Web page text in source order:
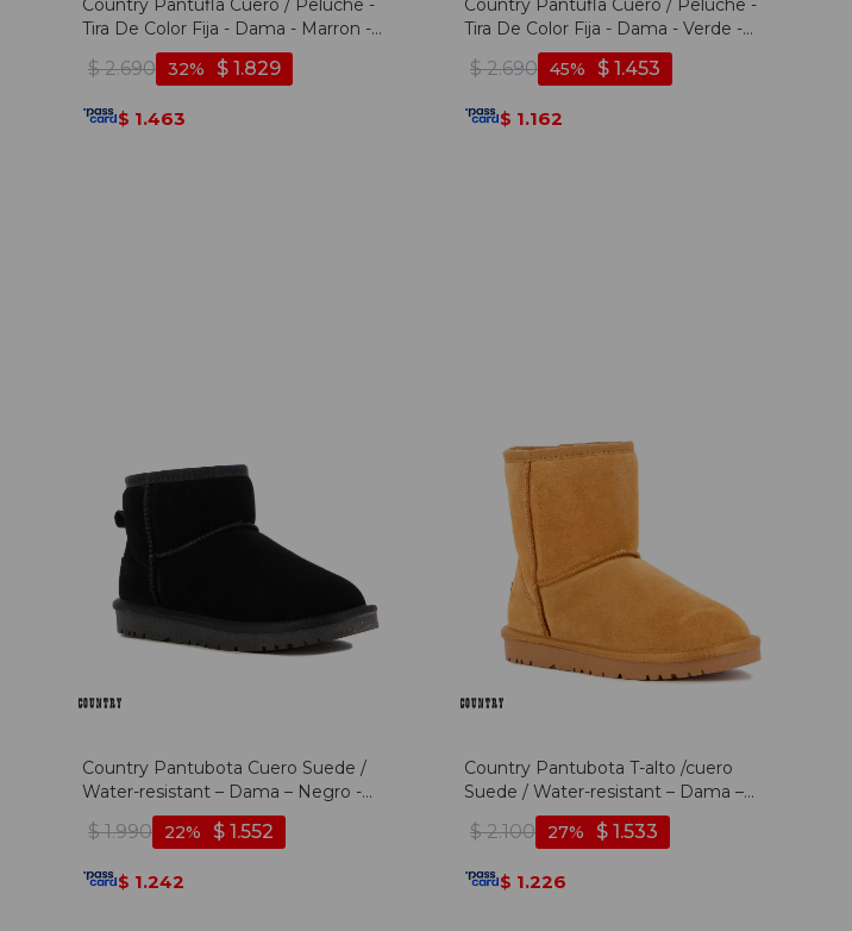
Country Pantufla Cuero / Peluche -
Tira De Color Fija - Dama - Marron -
$ 2.690 $ 1.829
32
$ 1.463
Country Pantufla Cuero / Peluche -
Tira De Color Fija - Dama - Verde -
$ 2.690 $ 1.453
45
$ 1.162
Country Pantubota Cuero Suede /
Water-resistant – Dama – Negro -
$ 1.990 $ 1.552
22
$ 1.242
Country Pantubota T-alto /cuero
Suede / Water-resistant – Dama –
Camel - Camel
$ 2.100 $ 1.533
27
$ 1.226